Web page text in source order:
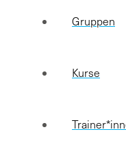
Gruppen
Kurse